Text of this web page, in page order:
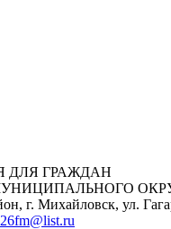
ДЛЯ ГРАЖДАН
г. Михайловск, ул.
26fm@list.ru